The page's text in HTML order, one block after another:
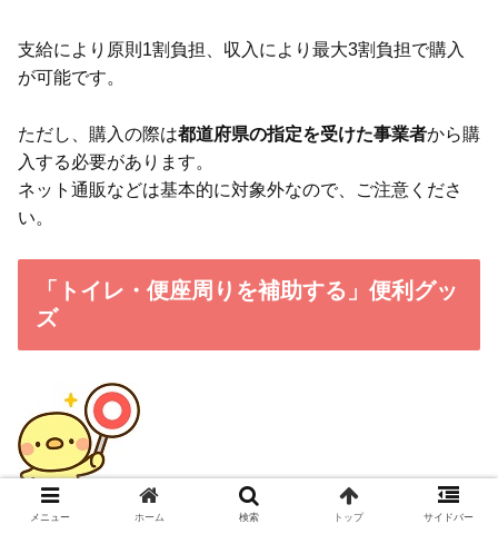
支給により原則1割負担、収入により最大3割負担で購入
が可能です。
ただし、購入の際は都道府県の指定を受けた事業者から購
入する必要があります。
ネット通販などは基本的に対象外なので、ご注意くださ
い。
「トイレ・便座周りを補助する」便利グッ
ズ
メニュー ホーム 検索 トップ サイドバー